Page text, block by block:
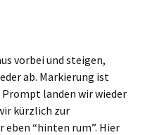
vorbei und steigen,
ab. Markierung ist
landen wir wieder
kürzlich zur
eben “hinten rum”. Hier